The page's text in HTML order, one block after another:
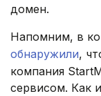
домен.
Напомним, в
обнаружили,
компания
сервисом. Как